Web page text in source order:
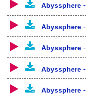
Abyssphere -
Abyssphere -
Abyssphere -
Abyssphere -
Abyssphere -